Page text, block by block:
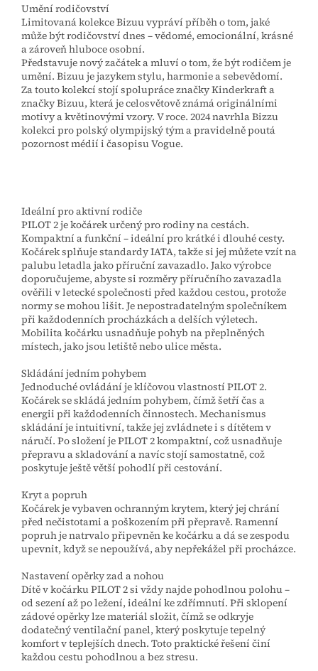
Umění rodičovství
Limitovaná kolekce Bizuu vypráví příběh o tom, jaké
může být rodičovství dnes – vědomé, emocionální, krásné
a zároveň hluboce osobní.
Představuje nový začátek a mluví o tom, že být rodičem je
umění. Bizuu je jazykem stylu, harmonie a sebevědomí.
Za touto kolekcí stojí spolupráce značky Kinderkraft a
značky Bizuu, která je celosvětově známá originálními
motivy a květinovými vzory. V roce. 2024 navrhla Bizzu
kolekci pro polský olympijský tým a pravidelně poutá
pozornost médií i časopisu Vogue.
Ideální pro aktivní rodiče
PILOT 2 je kočárek určený pro rodiny na cestách.
Kompaktní a funkční – ideální pro krátké i dlouhé cesty.
Kočárek splňuje standardy IATA, takže si jej můžete vzít na
palubu letadla jako příruční zavazadlo. Jako výrobce
doporučujeme, abyste si rozměry příručního zavazadla
ověřili v letecké společnosti před každou cestou, protože
normy se mohou lišit. Je nepostradatelným společníkem
při každodenních procházkách a delších výletech.
Mobilita kočárku usnadňuje pohyb na přeplněných
místech, jako jsou letiště nebo ulice města.
Skládání jedním pohybem
Jednoduché ovládání je klíčovou vlastností PILOT 2.
Kočárek se skládá jedním pohybem, čímž šetří čas a
energii při každodenních činnostech. Mechanismus
skládání je intuitivní, takže jej zvládnete i s dítětem v
náručí. Po složení je PILOT 2 kompaktní, což usnadňuje
přepravu a skladování a navíc stojí samostatně, což
poskytuje ještě větší pohodlí při cestování.
Kryt a popruh
Kočárek je vybaven ochranným krytem, ​​který jej chrání
před nečistotami a poškozením při přepravě. Ramenní
popruh je natrvalo připevněn ke kočárku a dá se zespodu
upevnit, když se nepoužívá, aby nepřekážel při procházce.
Nastavení opěrky zad a nohou
Dítě v kočárku PILOT 2 si vždy najde pohodlnou polohu –
od sezení až po ležení, ideální ke zdřímnutí. Při sklopení
zádové opěrky lze materiál složit, čímž se odkryje
dodatečný ventilační panel, který poskytuje tepelný
komfort v teplejších dnech. Toto praktické řešení činí
každou cestu pohodlnou a bez stresu.